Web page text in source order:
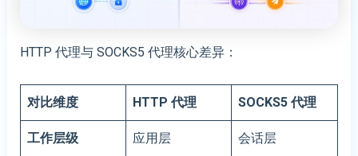
HTTP 代理与 SOCKS5 代理核心差异：
对比维度 HTTP 代理 SOCKS5 代理
工作层级 应用层 会话层